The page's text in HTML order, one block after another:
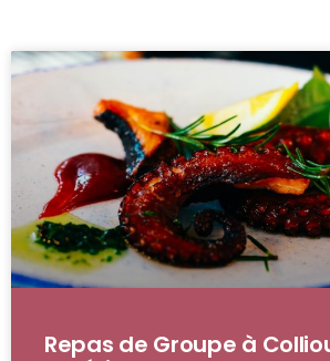
Repas de Groupe à